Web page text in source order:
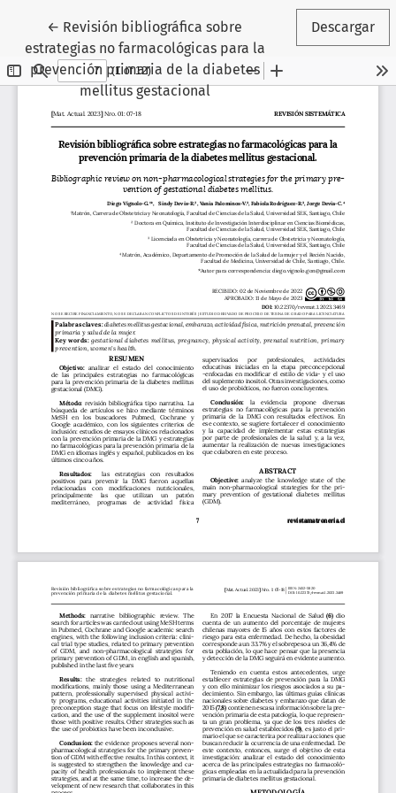
← Volver a los detalles del artículo
Revisión bibliográfica sobre
estrategias no farmacológicas para la
prevención primaria de la diabetes
mellitus gestacional
Descargar